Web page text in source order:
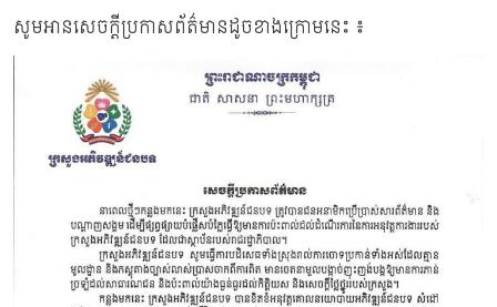
សូមអានសេចក្ដីប្រកាសព័ត៌មានដូចខាងក្រោមនេះ ៖